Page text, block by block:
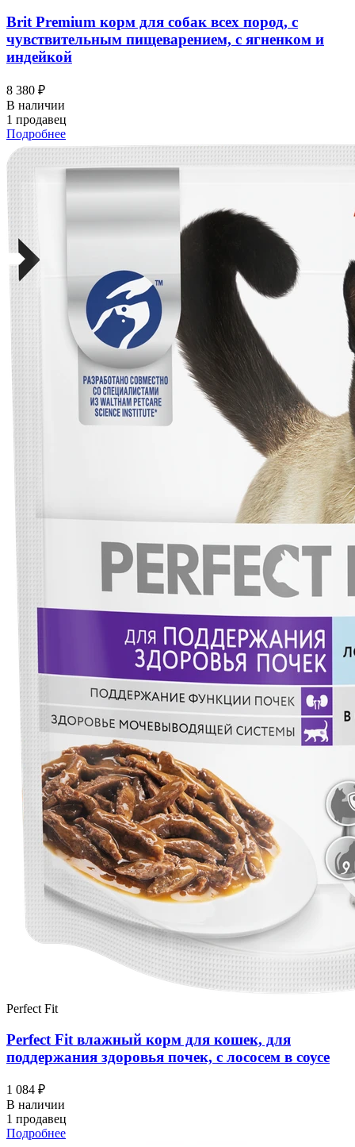
Brit Premium корм для собак всех пород, с
чувствительным пищеварением, с ягненком и
индейкой
8 380 ₽
В наличии
1 продавец
Подробнее
Perfect Fit
Perfect Fit влажный корм для кошек, для
поддержания здоровья почек, с лососем в соусе
1 084 ₽
В наличии
1 продавец
Подробнее